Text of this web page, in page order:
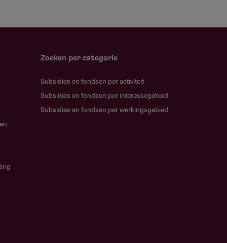
Zoeken per categorie
Subsidies en fondsen per activiteit
Subsidies en fondsen per interessegebied
Subsidies en fondsen per werkingsgebied